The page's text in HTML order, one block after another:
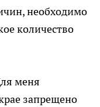
необходимо
количество
меня
запрещено